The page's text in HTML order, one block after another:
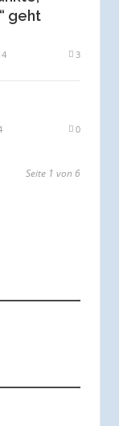
geht
3
0
Seite 1 von 6